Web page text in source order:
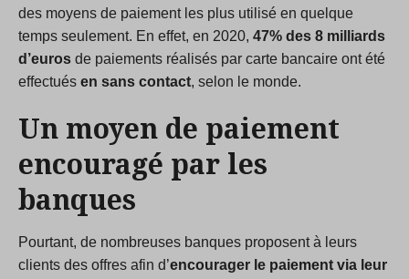
des moyens de paiement les plus utilisé en quelque
temps seulement. En effet, en 2020, 47% des 8 milliards
d’euros de paiements réalisés par carte bancaire ont été
effectués en sans contact, selon le monde.
Un moyen de paiement
encouragé par les
banques
Pourtant, de nombreuses banques proposent à leurs
clients des offres afin d’encourager le paiement via leur